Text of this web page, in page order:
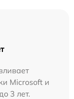
Microsoft и
3 лет.